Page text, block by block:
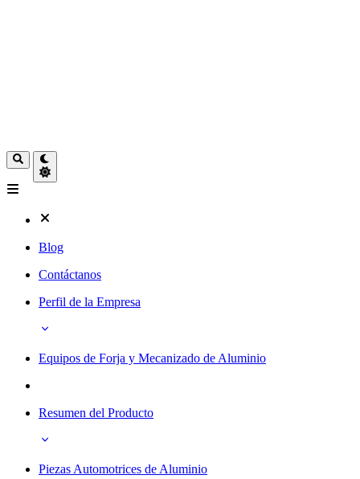
Blog
Contáctanos
Perfil de la Empresa
Equipos de Forja y Mecanizado de Aluminio
Resumen del Producto
Piezas Automotrices de Aluminio